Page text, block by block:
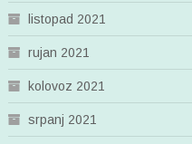
listopad 2021
rujan 2021
kolovoz 2021
srpanj 2021